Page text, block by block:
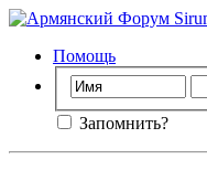
Помощь
Запомнить?